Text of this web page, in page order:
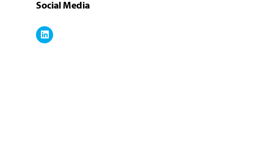
Social Media